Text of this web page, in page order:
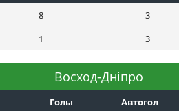
8
3
1 3
Восход-Днiпро
Голы
Автогол